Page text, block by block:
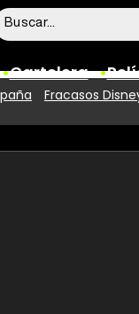
Cartelera
Taquilla
Fracasos